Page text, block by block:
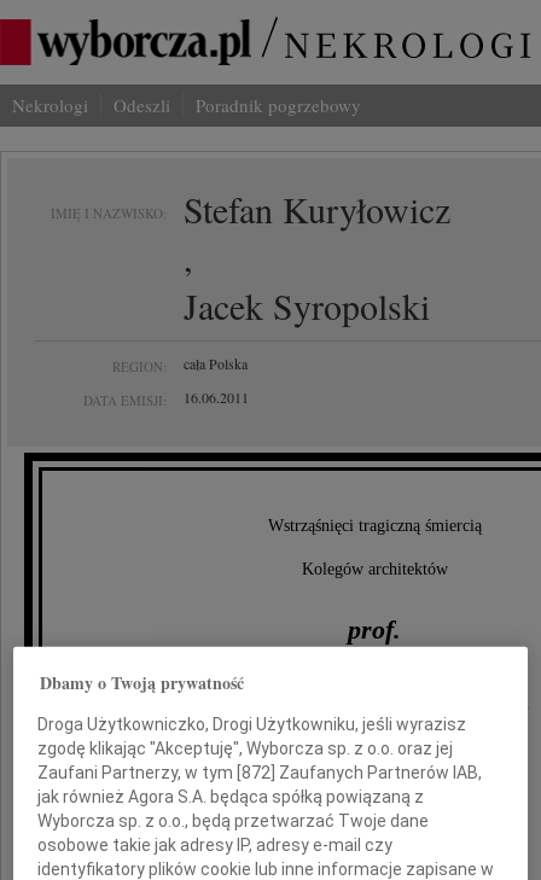
Nekrologi Odeszli Poradnik pogrzebowy
IMIĘ I NAZWISKO:
Stefan Kuryłowicz
,
Jacek Syropolski
REGION: cała Polska
DATA EMISJI: 16.06.2011
Wstrząśnięci tragiczną śmiercią
Kolegów architektów
prof.
Stefana Kuryłowicza
i
Jacka Syropolskiego
Dbamy o Twoją prywatność
Droga Użytkowniczko, Drogi Użytkowniku, jeśli wyrazisz
zgodę klikając "Akceptuję", Wyborcza sp. z o.o. oraz jej
Zaufani Partnerzy, w tym [872] Zaufanych Partnerów IAB,
jak również Agora S.A. będąca spółką powiązaną z
Wyborcza sp. z o.o., będą przetwarzać Twoje dane
osobowe takie jak adresy IP, adresy e-mail czy
identyfikatory plików cookie lub inne informacje zapisane w